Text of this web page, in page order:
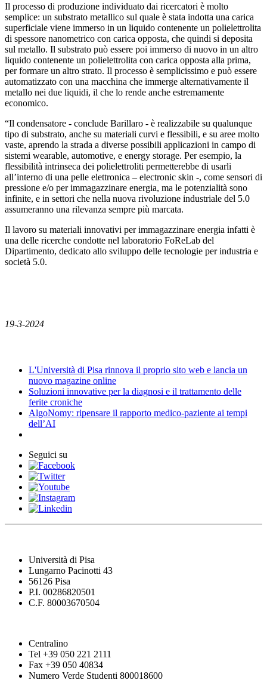
Il processo di produzione individuato dai ricercatori è molto
semplice: un substrato metallico sul quale è stata indotta una carica
superficiale viene immerso in un liquido contenente un polielettrolita
di spessore nanometrico con carica opposta, che quindi si deposita
sul metallo. Il substrato può essere poi immerso di nuovo in un altro
liquido contenente un polielettrolita con carica opposta alla prima,
per formare un altro strato. Il processo è semplicissimo e può essere
automatizzato con una macchina che immerge alternativamente il
metallo nei due liquidi, il che lo rende anche estremamente
economico.
“Il condensatore - conclude Barillaro - è realizzabile su qualunque
tipo di substrato, anche su materiali curvi e flessibili, e su aree molto
vaste, aprendo la strada a diverse possibili applicazioni in campo di
sistemi wearable, automotive, e energy storage. Per esempio, la
flessibilità intrinseca dei polielettroliti permetterebbe di usarli
all’interno di una pelle elettronica – electronic skin -, come sensori di
pressione e/o per immagazzinare energia, ma le potenzialità sono
infinite, e in settori che nella nuova rivoluzione industriale del 5.0
assumeranno una rilevanza sempre più marcata.
Il lavoro su materiali innovativi per immagazzinare energia infatti è
una delle ricerche condotte nel laboratorio FoReLab del
Dipartimento, dedicato allo sviluppo delle tecnologie per industria e
società 5.0.
19-3-2024
L'Università di Pisa rinnova il proprio sito web e lancia un
nuovo magazine online
Soluzioni innovative per la diagnosi e il trattamento delle
ferite croniche
AlgoNomy: ripensare il rapporto medico-paziente ai tempi
dell’AI
Seguici su
Università di Pisa
Lungarno Pacinotti 43
56126 Pisa
P.I. 00286820501
C.F. 80003670504
Centralino
Tel +39 050 221 2111
Fax +39 050 40834
Numero Verde Studenti 800018600